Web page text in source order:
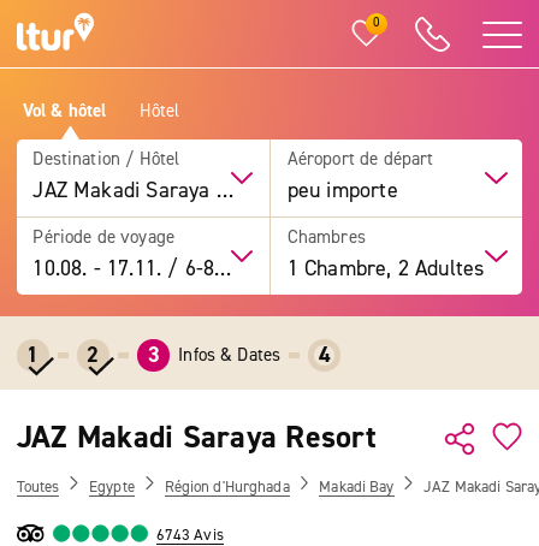
0
Vol & hôtel Hôtel
Destination / Hôtel
JAZ Makadi Saraya Resort
Aéroport de départ
peu importe
Période de voyage
10.08. -17.11. / 6-8 jours
Chambres
1 Chambre, 2 Adultes
1 2 3 Infos & Dates 4
JAZ Makadi Saraya Resort
Toutes Egypte Région d'Hurghada Makadi Bay JAZ Makadi
6743 Avis